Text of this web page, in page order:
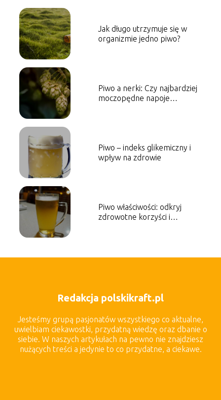
Jak długo utrzymuje się w
organizmie jedno piwo?
Piwo a nerki: Czy najbardziej
moczopędne napoje
Piwo – indeks glikemiczny i
wpływ na zdrowie
Piwo właściwości: odkryj
zdrowotne korzyści i
Redakcja polskikraft.pl
Jesteśmy grupą pasjonatów wszystkiego co aktualne,
uwielbiam ciekawostki, przydatną wiedzę oraz dbanie o
siebie. W naszych artykułach na pewno nie znajdziesz
nużących treści a jedynie to co przydatne, a ciekawe.